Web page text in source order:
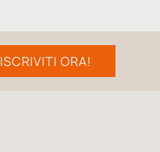
ISCRIVITI ORA!